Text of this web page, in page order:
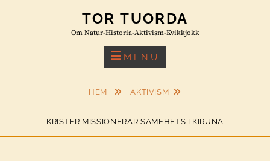
TOR TUORDA
Om Natur-Historia-Aktivism-Kvikkjokk
MENU
HEM AKTIVISM
KRISTER MISSIONERAR SAMEHETS I KIRUNA